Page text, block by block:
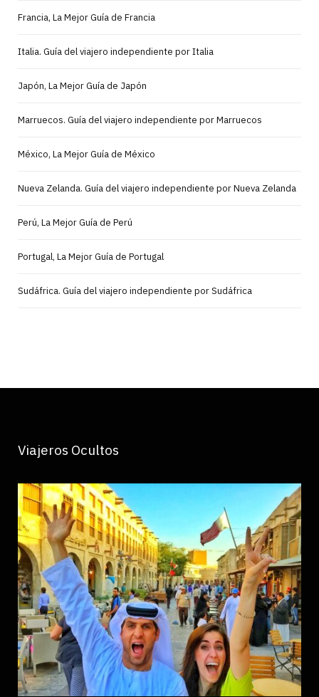
Francia, La Mejor Guía de Francia
Italia. Guía del viajero independiente por Italia
Japón, La Mejor Guía de Japón
Marruecos. Guía del viajero independiente por Marruecos
México, La Mejor Guía de México
Nueva Zelanda. Guía del viajero independiente por Nueva Zelanda
Perú, La Mejor Guía de Perú
Portugal, La Mejor Guía de Portugal
Sudáfrica. Guía del viajero independiente por Sudáfrica
Viajeros Ocultos